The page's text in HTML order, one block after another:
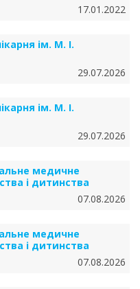
17.01.2022
ім. М. І.
29.07.2026
ім. М. І.
29.07.2026
медичне
і дитинства
07.08.2026
медичне
і дитинства
07.08.2026